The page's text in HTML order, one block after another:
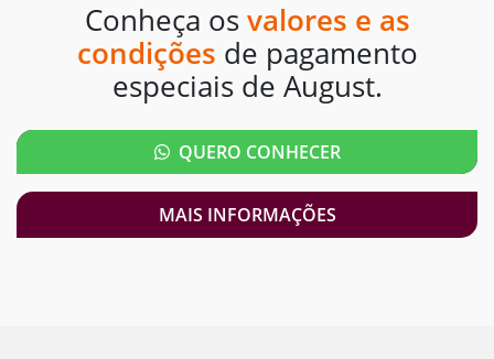
Conheça os valores e as
condições de pagamento
especiais de August.
QUERO CONHECER
MAIS INFORMAÇÕES